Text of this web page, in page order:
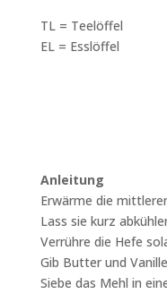
TL = Teelöffel
EL = Esslöffel
Anleitung
Erwärme die
Lass sie kurz
Verrühre die Hefe
Gib Butter und
Siebe das Mehl in